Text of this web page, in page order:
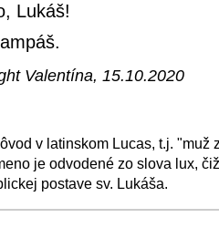
Lukáš!
Valentína, 15.10.2020
v latinskom Lucas, t.j.
je odvodené zo slova lux,
postave sv. Lukáša.